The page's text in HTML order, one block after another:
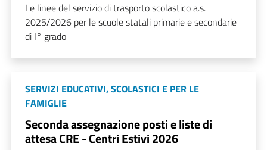
Le linee del servizio di trasporto scolastico a.s.
2025/2026 per le scuole statali primarie e secondarie
di I° grado
SERVIZI EDUCATIVI, SCOLASTICI E PER LE
FAMIGLIE
Seconda assegnazione posti e liste di
attesa CRE - Centri Estivi 2026